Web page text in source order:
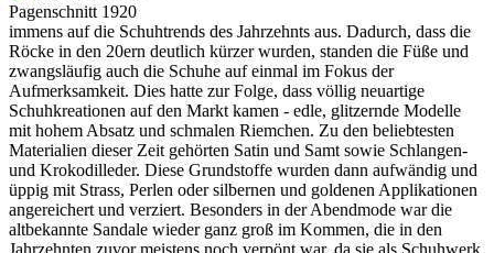
Pagenschnitt 1920
immens auf die Schuhtrends des Jahrzehnts aus. Dadurch, dass die
Röcke in den 20ern deutlich kürzer wurden, standen die Füße und
zwangsläufig auch die Schuhe auf einmal im Fokus der
Aufmerksamkeit. Dies hatte zur Folge, dass völlig neuartige
Schuhkreationen auf den Markt kamen - edle, glitzernde Modelle
mit hohem Absatz und schmalen Riemchen. Zu den beliebtesten
Materialien dieser Zeit gehörten Satin und Samt sowie Schlangen-
und Krokodilleder. Diese Grundstoffe wurden dann aufwändig und
üppig mit Strass, Perlen oder silbernen und goldenen Applikationen
angereichert und verziert. Besonders in der Abendmode war die
altbekannte Sandale wieder ganz groß im Kommen, die in den
Jahrzehnten zuvor meistens noch verpönt war, da sie als Schuhwerk